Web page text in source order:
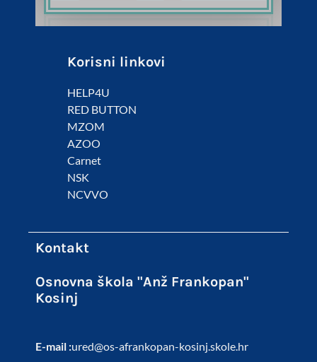
Korisni linkovi
HELP4U
RED BUTTON
MZOM
AZOO
Carnet
NSK
NCVVO
Kontakt
Osnovna škola "Anž Frankopan"
Kosinj
E-mail :ured@os-afrankopan-kosinj.skole.hr